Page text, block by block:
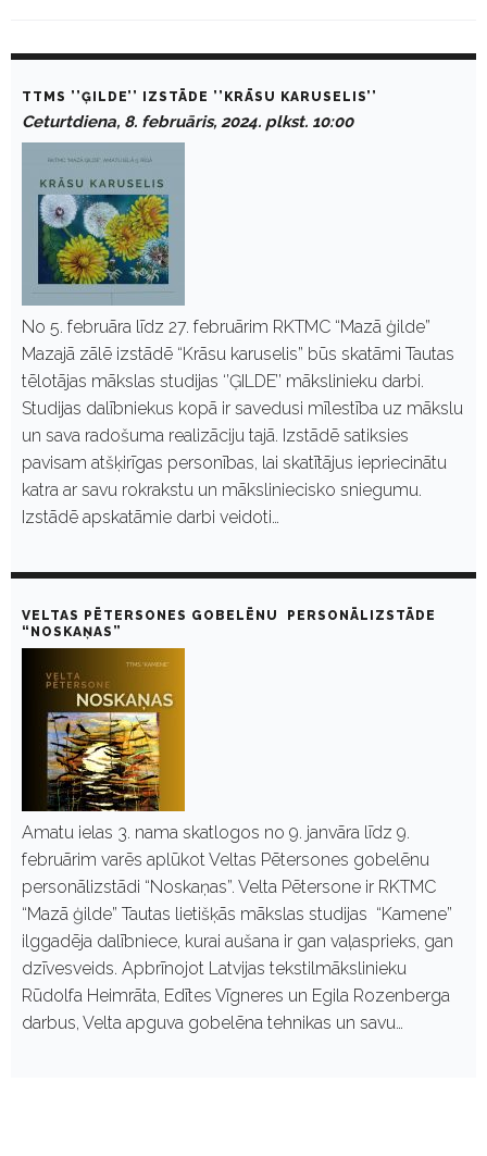
0
TTMS ’’ĢILDE’’ IZSTĀDE ’’KRĀSU KARUSELIS’’
Ceturtdiena, 8. februāris, 2024. plkst. 10:00
No 5. februāra līdz 27. februārim RKTMC “Mazā ģilde”
Mazajā zālē izstādē “Krāsu karuselis” būs skatāmi Tautas
tēlotājas mākslas studijas ‘’ĢILDE’’ mākslinieku darbi.
Studijas dalībniekus kopā ir savedusi mīlestība uz mākslu
un sava radošuma realizāciju tajā. Izstādē satiksies
pavisam atšķirīgas personības, lai skatītājus iepriecinātu
katra ar savu rokrakstu un māksliniecisko sniegumu.
Izstādē apskatāmie darbi veidoti…
VELTAS PĒTERSONES GOBELĒNU PERSONĀLIZSTĀDE
“NOSKAŅAS”
Amatu ielas 3. nama skatlogos no 9. janvāra līdz 9.
februārim varēs aplūkot Veltas Pētersones gobelēnu
personālizstādi “Noskaņas”. Velta Pētersone ir RKTMC
“Mazā ģilde” Tautas lietišķās mākslas studijas “Kamene”
ilggadēja dalībniece, kurai aušana ir gan vaļasprieks, gan
dzīvesveids. Apbrīnojot Latvijas tekstilmākslinieku
Rūdolfa Heimrāta, Edītes Vīgneres un Egila Rozenberga
darbus, Velta apguva gobelēna tehnikas un savu…